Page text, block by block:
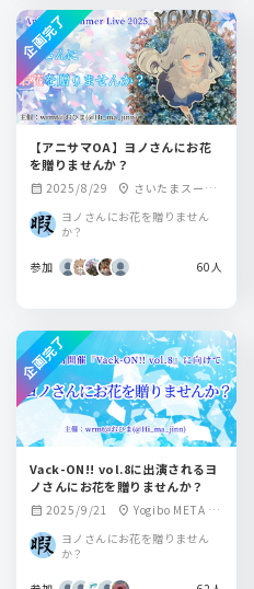
【アニサマOA】ヨノさんにお花
を贈りませんか？
calendar_month 2025/8/29 location_on さいたまスーパ
ーアリーナ
ヨノさんにお花を贈りません
か？
参加 60人
企画完了
Vack-ON!! vol.8に出演されるヨ
ノさんにお花を贈りませんか？
calendar_month 2025/9/21 location_on Yogibo META V
ヨノさんにお花を贈りません
か？
企画完了